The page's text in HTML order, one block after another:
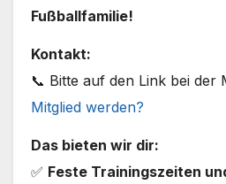
Fußballfamilie!
Kontakt:
📞 Bitte auf den Link bei der
Mitglied werden?
Das bieten wir dir:
✅ Feste Trainingszeiten